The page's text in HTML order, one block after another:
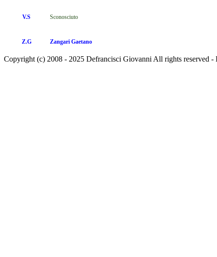
V.S Sconosciuto
Z.G Zangari Gaetano
Copyright (c) 2008 - 2025 Defrancisci Giovanni All rights reserved